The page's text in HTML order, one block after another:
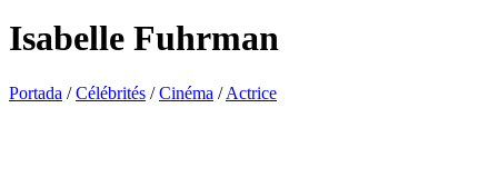
Isabelle Fuhrman
Portada /Célébrités /Cinéma /Actrice